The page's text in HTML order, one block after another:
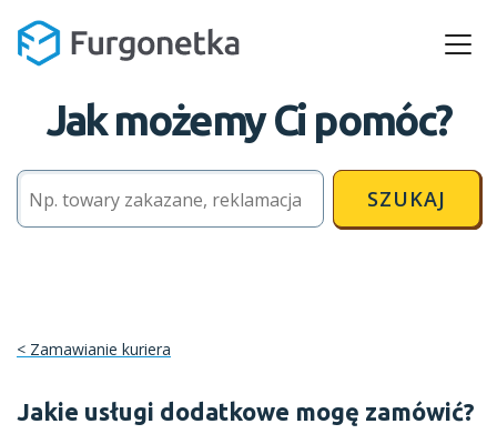
Jak możemy Ci pomóc?
SZUKAJ
Zamawianie kuriera
Jakie usługi dodatkowe mogę zamówić?